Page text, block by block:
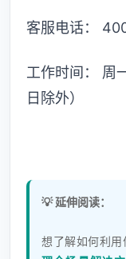
客服电话：
工作时间： 周
日除外）
💡 延伸阅读：
想了解如何利用